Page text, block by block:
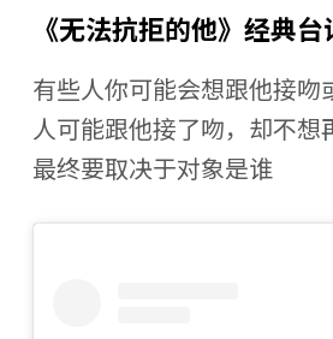
《无法抗拒的他》经典
有些人你可能会想跟他接吻
人可能跟他接了吻，却不想
最终要取决于对象是谁